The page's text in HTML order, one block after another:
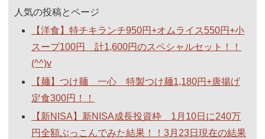
人気の投稿とページ
【洋食】特チキランチ950円+オムライス550円+小
スープ100円 計1,600円のスペシャルセット！！
(^^)v
【麺】つけ麺 一心 特製つけ麺1,180円+唐揚げ
定食300円！！
【新NISA】新NISA成長投資枠 1月10日に240万
円全額ぶっこんでみた結果！！3月23日現在の結果